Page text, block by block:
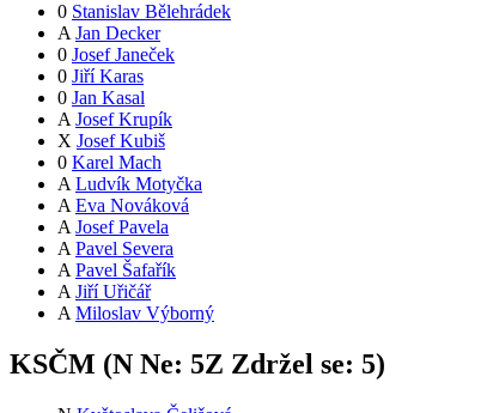
0 Stanislav Bělehrádek
A Jan Decker
0 Josef Janeček
0 Jiří Karas
0 Jan Kasal
A Josef Krupík
X Josef Kubiš
0 Karel Mach
A Ludvík Motyčka
A Eva Nováková
A Josef Pavela
A Pavel Severa
A Pavel Šafařík
A Jiří Uřičář
A Miloslav Výborný
KSČM (N Ne: 5Z Zdržel se: 5)